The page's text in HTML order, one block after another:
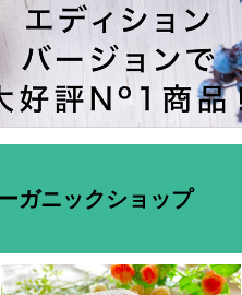
ガニックショップ